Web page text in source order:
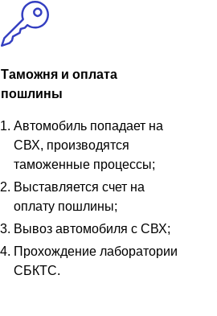
Таможня и оплата
пошлины
Автомобиль попадает на
СВХ, производятся
таможенные процессы;
Выставляется счет на
оплату пошлины;
Вывоз автомобиля с СВХ;
Прохождение лаборатории
СБКТС.